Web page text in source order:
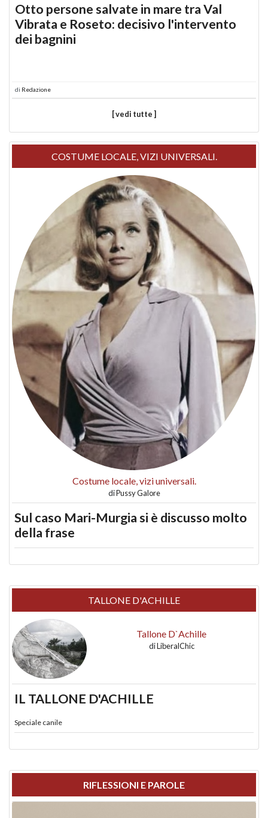
Otto persone salvate in mare tra Val
Vibrata e Roseto: decisivo l'intervento
dei bagnini
di Redazione
[ vedi tutte ]
COSTUME LOCALE, VIZI UNIVERSALI.
Costume locale, vizi universali.
diPussy Galore
Sul caso Mari-Murgia si è discusso molto
della frase
TALLONE D'ACHILLE
Tallone D`Achille
diLiberalChic
IL TALLONE D'ACHILLE
Speciale canile
RIFLESSIONI E PAROLE